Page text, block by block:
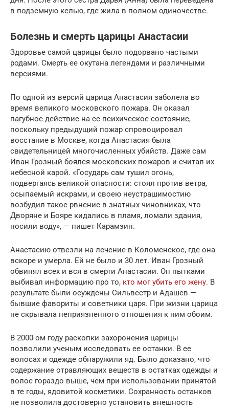
в подземную келью, где жила в полном одиночестве.
Болезнь и смерть царицы Анастасии
Здоровье самой царицы было подорвано частыми
родами. Смерть ее окутана легендами и различными
версиями.
По одной из версий царица Анастасия заболела во
время великого московского пожара. Он оказал
пагубное действие на ее психическое состояние,
поскольку предыдущий пожар спровоцировал
восстание в Москве, когда Анастасия была
свидетельницей многочисленных убийств. Даже сам
Иван Грозный боялся московских пожаров и считал их
небесной карой. «Государь сам тушил огонь,
подвергаясь великой опасности: стоял против ветра,
осыпаемый искрами, и своею неустрашимостию
возбудил такое рвнение в знатных чиновниках, что
Дворяне и Бояре кидались в пламя, ломали здания,
носили воду», — пишет Карамзин.
Анастасию отвезли на лечение в Коломенское, где она
вскоре и умерла. Ей не было и 30 лет. Иван Грозный
обвинял всех и вся в смерти Анастасии. Он пытками
выбивал информацию про то, кто мог убить его жену. В
результате были осуждены Сильвестр и Адашев —
бывшие фавориты и советники царя. При жизни царица
не скрывала неприязненного отношения к ним обоим.
В 2000-ом году раскопки захоронения царицы
позволили ученым исследовать ее останки. В ее
волосах и одежде обнаружили яд. Было доказано, что
содержание отравляющих веществ в остатках одежды и
волос гораздо выше, чем при использовании принятой
в те годы, ядовитой косметики. Сохранность останков
не позволила достоверно установить внешность